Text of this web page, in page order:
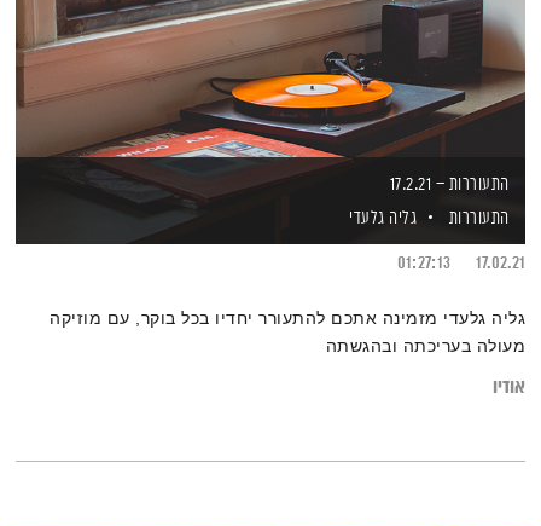
התעוררות – 17.2.21
התעוררות
גליה גלעדי
17.02.21
01:27:13
גליה גלעדי מזמינה אתכם להתעורר יחדיו בכל בוקר, עם מוזיקה
מעולה בעריכתה ובהגשתה
אודיו